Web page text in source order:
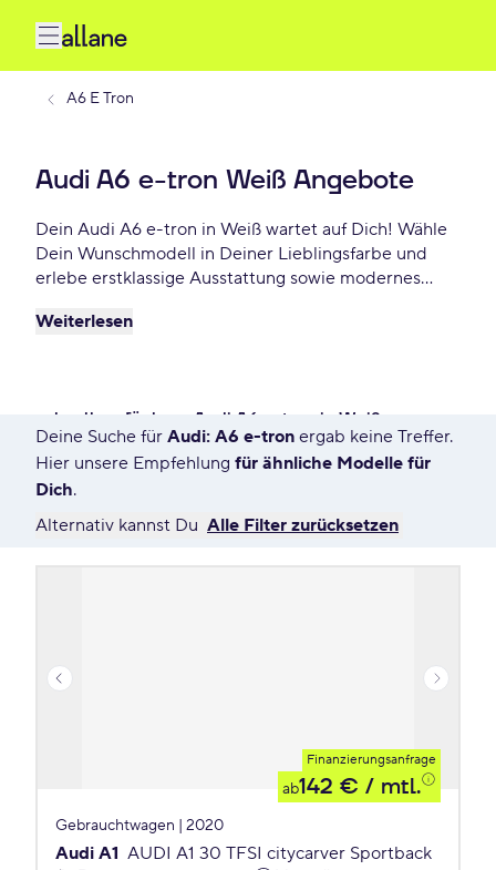
A6 E Tron
Audi A6 e-tron Weiß Angebote
Dein Audi A6 e-tron in Weiß wartet auf Dich! Wähle
Dein Wunschmodell in Deiner Lieblingsfarbe und
erlebe erstklassige Ausstattung sowie modernes
Finanzierungsoptionen und fahre Dein Audi A6 e-
Weiterlesen
schnell verfügbare Audi A6 e-tron in Weiß
11 Angebote für Deine Suche
Deine Suche für Audi: A6 e-tron ergab keine Treffer.
Hier unsere Empfehlung für ähnliche Modelle für
Dich.
Alternativ kannst Du Alle Filter zurücksetzen
Finanzierungsanfrage
ab142 € / mtl.
Gebrauchtwagen | 2020
Audi A1 AUDI A1 30 TFSI citycarver Sportback